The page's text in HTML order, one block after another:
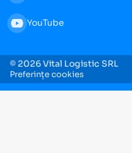
YouTube
© 2026 Vital Logistic SRL
Preferințe cookies